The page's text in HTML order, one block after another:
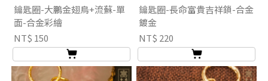
鑰匙圈-大鵬金翅鳥+流蘇-單
面-合金彩繪
NT$ 150
鑰匙圈-長命富貴吉祥鎖-合金
鍍金
NT$ 220